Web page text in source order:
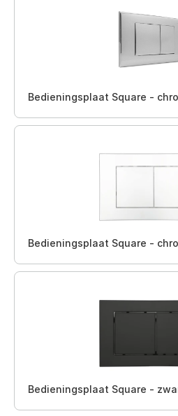
Bedieningsplaat Square -
Bedieningsplaat Square -
Bedieningsplaat Square -